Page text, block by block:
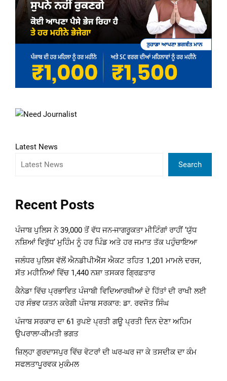
Latest News
Search
Recent Posts
ਪੰਜਾਬ ਪੁਲਿਸ ਨੇ 39,000 ਤੋਂ ਵੱਧ ਜਨ-ਜਾਗਰੂਕਤਾ ਮੀਟਿੰਗਾਂ ਰਾਹੀਂ ‘ਯੁੱਧ
ਨਸ਼ਿਆਂ ਵਿਰੁੱਧ’ ਮੁਹਿੰਮ ਨੂੰ ਹਰ ਪਿੰਡ ਅਤੇ ਹਰ ਜਮਾਤ ਤੱਕ ਪਹੁੰਚਾਇਆ
ਜਲੰਧਰ ਪੁਲਿਸ ਵੱਲੋਂ ਐਨਡੀਪੀਐੱਸ ਐਕਟ ਤਹਿਤ 1,201 ਮਾਮਲੇ ਦਰਜ,
ਸੱਤ ਮਹੀਨਿਆਂ ਵਿੱਚ 1,440 ਨਸ਼ਾ ਤਸਕਰ ਗ੍ਰਿਫ਼ਤਾਰ
ਕੈਨੇਡਾ ਵਿੱਚ ਪ੍ਰਭਾਵਿਤ ਪੰਜਾਬੀ ਵਿਦਿਆਰਥੀਆਂ ਦੇ ਹਿੱਤਾਂ ਦੀ ਰਾਖੀ ਲਈ
ਹਰ ਸੰਭਵ ਯਤਨ ਕਰੇਗੀ ਪੰਜਾਬ ਸਰਕਾਰ: ਡਾ. ਰਵਜੋਤ ਸਿੰਘ
ਪੰਜਾਬ ਸਰਕਾਰ ਦਾ 61 ਰੁਪਏ ਪ੍ਰਤੀ ਗਊ ਪ੍ਰਤੀ ਦਿਨ ਦੇਣਾ ਅਹਿਮ
ਉਪਰਾਲਾ-ਕੀਮਤੀ ਭਗਤ
ਜ਼ਿਲ੍ਹਾ ਗੁਰਦਾਸਪੁਰ ਵਿੱਚ ਵੋਟਰਾਂ ਦੀ ਘਰ-ਘਰ ਜਾ ਕੇ ਤਸਦੀਕ ਦਾ ਕੰਮ
ਸਫਲਤਾਪੂਰਵਕ ਮੁਕੰਮਲ